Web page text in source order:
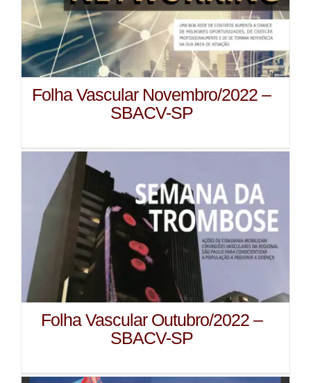
Folha Vascular Novembro/2022 –
SBACV-SP
Folha Vascular Outubro/2022 –
SBACV-SP